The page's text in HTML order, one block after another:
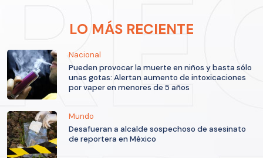
LO MÁS RECIENTE
Nacional
Pueden provocar la muerte en niños y basta sólo
unas gotas: Alertan aumento de intoxicaciones
por vaper en menores de 5 años
Mundo
Desafueran a alcalde sospechoso de asesinato
de reportera en México